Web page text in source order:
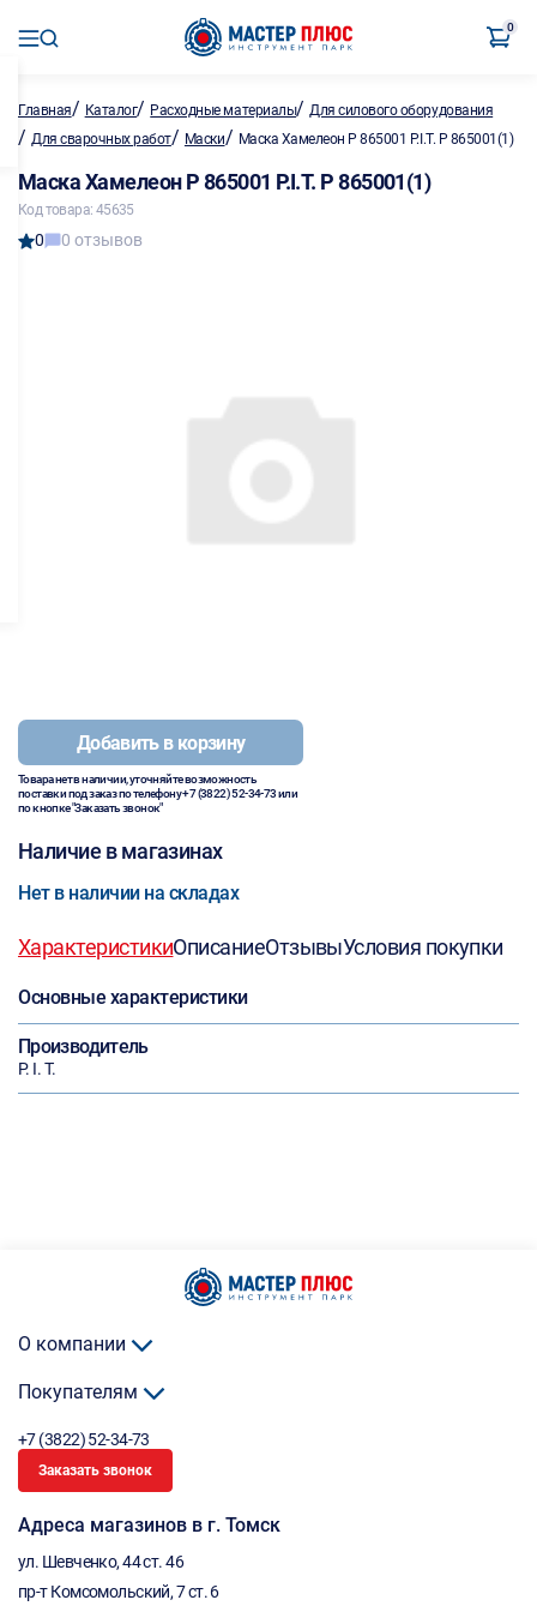
0
Главная/ Каталог/ Расходные материалы/Для силового оборудования
/ Для сварочных работ/ Маски/ Маска Хамелеон Р 865001 P.I.T. Р 865001(1)
Маска Хамелеон Р 865001 P.I.T. Р 865001(1)
Код товара: 45635
0 0 отзывов
Добавить в корзину
Товара нет в наличии, уточняйте возможность
поставки под заказ по телефону+7 (3822) 52-34-73или
по кнопке "Заказать звонок"
Наличие в магазинах
Нет в наличии на складах
ХарактеристикиОписаниеОтзывыУсловия покупки
Основные характеристики
Производитель
P. I. T.
О компании
Покупателям
+7 (3822) 52-34-73
Заказать звонок
Адреса магазинов в г. Томск
ул. Шевченко, 44 ст. 46
пр-т Комсомольский, 7 ст. 6